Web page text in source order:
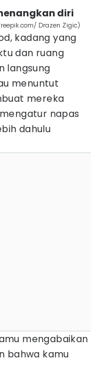
diri
Drazen Zigic)
kadang yang
dan ruang
langsung
menuntut
mereka
napas
dahulu
mengabaikan
bahwa kamu